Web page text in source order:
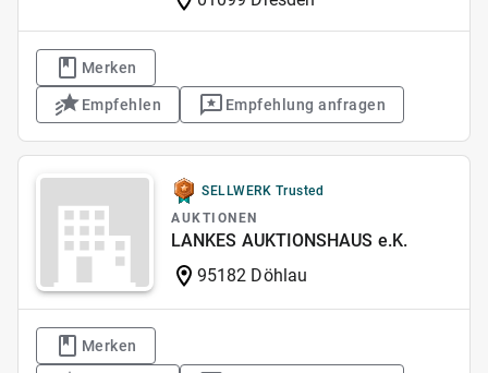
Merken
Empfehlen Empfehlung anfragen
SELLWERK Trusted
AUKTIONEN
LANKES AUKTIONSHAUS e.K.
95182 Döhlau
Merken